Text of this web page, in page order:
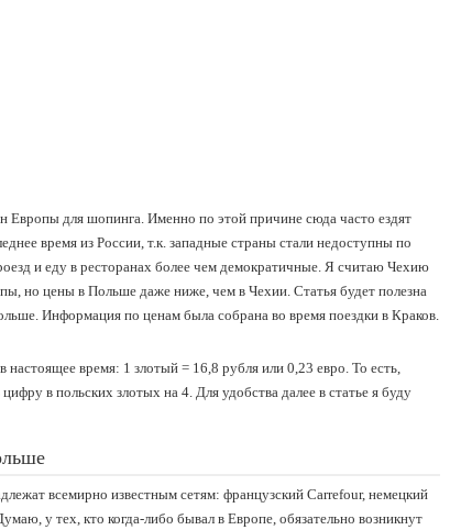
для шопинга. Именно по этой причине сюда часто ездят
время из России, т.к. западные страны стали недоступны по
и еду в ресторанах более чем демократичные. Я считаю Чехию
но цены в Польше даже ниже, чем в Чехии. Статья будет полезна
Информация по ценам была собрана во время поездки в Краков.
настоящее время: 1 злотый = 16,8 рубля или 0,23 евро. То есть,
в польских злотых на 4. Для удобства далее в статье я буду
всемирно известным сетям: французский Carrefour, немецкий
у тех, кто когда-либо бывал в Европе, обязательно возникнут